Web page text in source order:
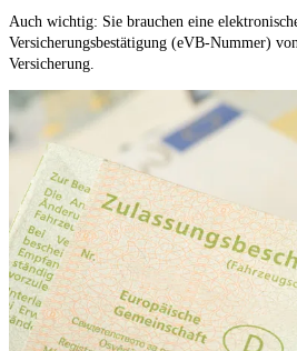
Auch wichtig: Sie brauchen eine
Versicherungsbestätigung (eVB-Nummer)
Versicherung.